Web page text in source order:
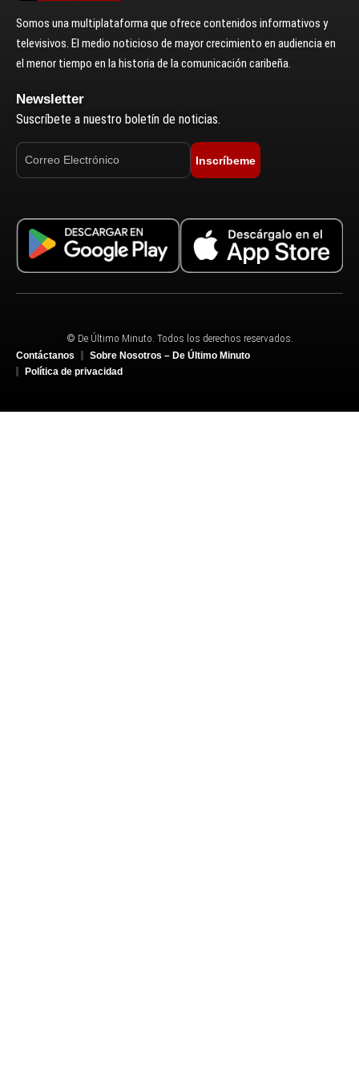
Somos una multiplataforma que ofrece contenidos informativos y
televisivos. El medio noticioso de mayor crecimiento en audiencia en
el menor tiempo en la historia de la comunicación caribeña.
Newsletter
Suscríbete a nuestro boletín de noticias.
Inscríbeme
© De Último Minuto. Todos los derechos reservados.
Contáctanos
Sobre Nosotros – De Último Minuto
Política de privacidad